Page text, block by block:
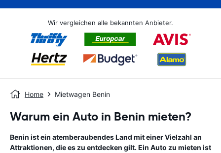
Wir vergleichen alle bekannten Anbieter.
Home Mietwagen Benin
Warum ein Auto in Benin mieten?
Benin ist ein atemberaubendes Land mit einer Vielzahl an
Attraktionen, die es zu entdecken gilt. Ein Auto zu mieten ist